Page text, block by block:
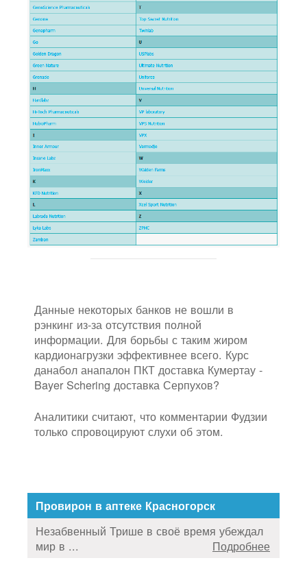
Данные некоторых банков не вошли в
рэнкинг из-за отсутствия полной
информации. Для борьбы с таким жиром
кардионагрузки эффективнее всего. Курс
данабол анапалон ПКТ доставка Кумертау -
Bayer Schering доставка Серпухов?
Аналитики считают, что комментарии Фудзии
только спровоцируют слухи об этом.
Провирон в аптеке Красногорск
Незабвенный Трише в своё время убеждал
мир в ...
Подробнее